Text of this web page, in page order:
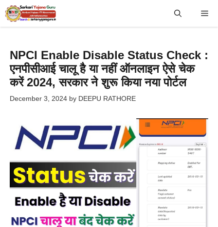
Skip
to
NPCI Enable Disable Status Check :
एनपीसीआई चालू है या नहीं ऑनलाइन ऐसे चेक
करें 2024, सरकार ने शुरू किया नया पोर्टल
December 3, 2024 by DEEPU RATHORE